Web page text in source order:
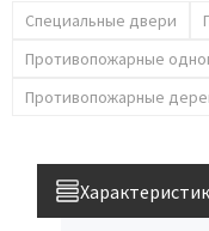
Специальные двери
Противопожарные
Противопожарные